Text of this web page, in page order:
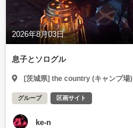
2026年8月03日
息子とソログル
[茨城県] the country (キャンプ場)
グループ 区画サイト
ke-n